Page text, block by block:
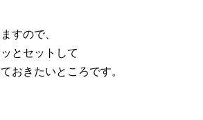
すので、
とセットして
おきたいところです。